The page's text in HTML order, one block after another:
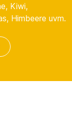
Kiwi,
Himbeere uvm.